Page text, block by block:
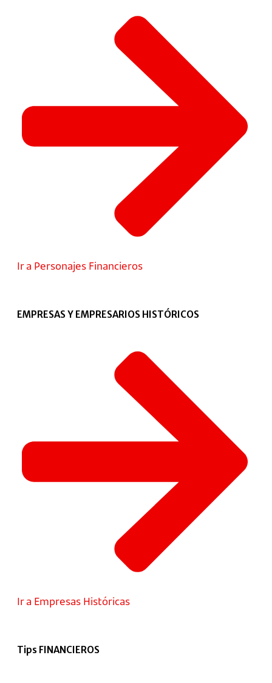
Ir a Personajes Financieros
EMPRESAS Y EMPRESARIOS HISTÓRICOS
Ir a Empresas Históricas
Tips FINANCIEROS